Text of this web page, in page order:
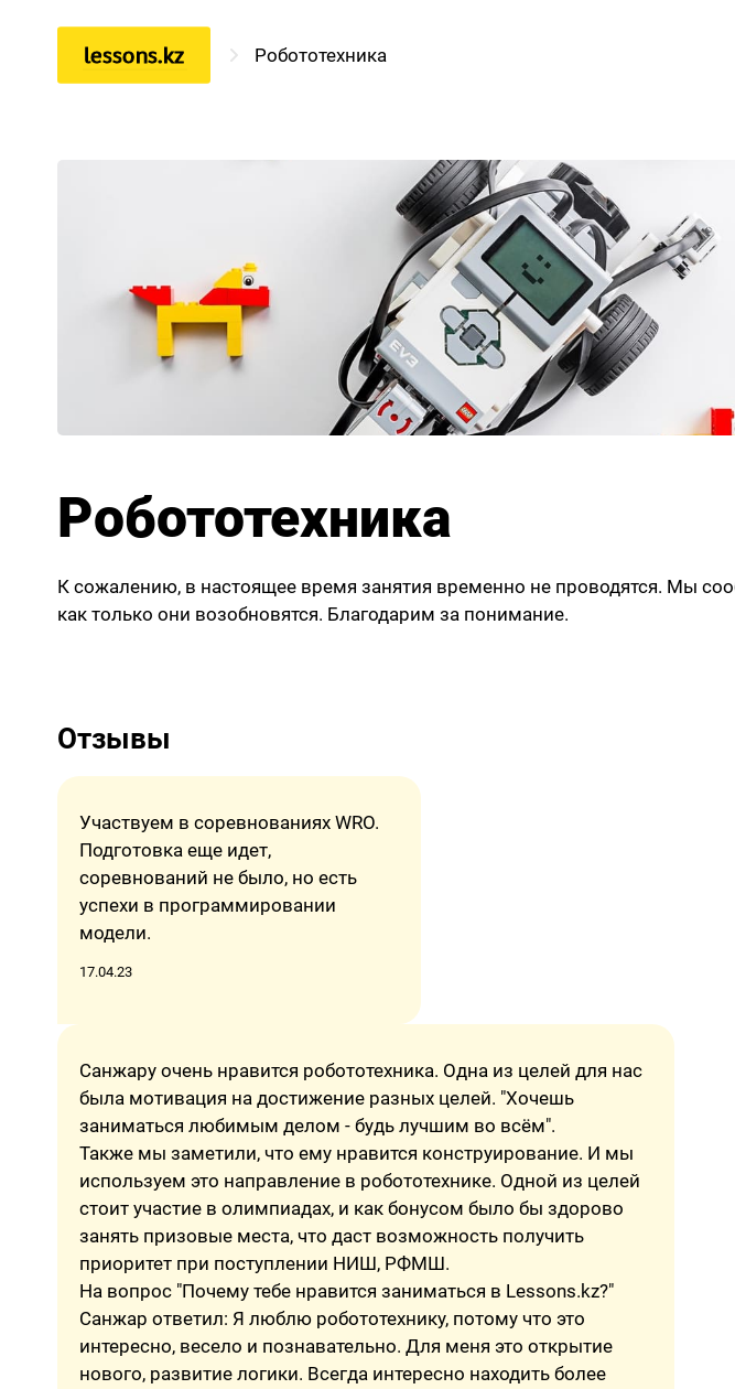
lessons.kz Робототехника
Математика
Наши ученики
Робототехника
К сожалению, в настоящее время занятия временно не проводятся. Мы
как только они возобновятся. Благодарим за понимание.
Отзывы
Участвуем в соревнованиях WRO.
Подготовка еще идет,
соревнований не было, но есть
успехи в программировании
модели.
17.04.23
Санжару очень нравится робототехника. Одна из целей для нас
была мотивация на достижение разных целей. "Хочешь
заниматься любимым делом - будь лучшим во всём".
Также мы заметили, что ему нравится конструирование. И мы
используем это направление в робототехнике. Одной из целей
стоит участие в олимпиадах, и как бонусом было бы здорово
занять призовые места, что даст возможность получить
приоритет при поступлении НИШ, РФМШ.
На вопрос "Почему тебе нравится заниматься в Lessons.kz?"
Санжар ответил: Я люблю робототехнику, потому что это
интересно, весело и познавательно. Для меня это открытие
нового, развитие логики. Всегда интересно находить более